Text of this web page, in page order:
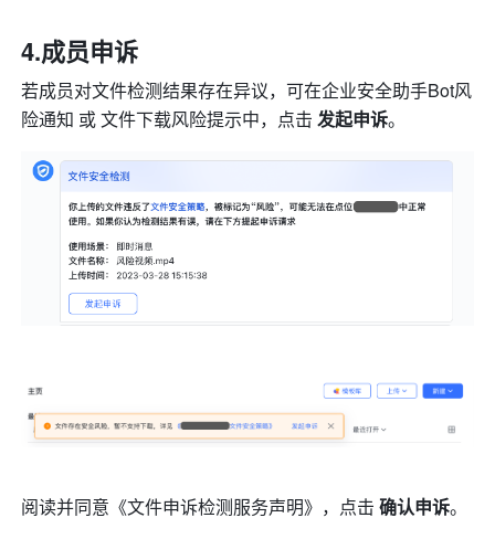
4.成员申诉
若成员对文件检测结果存在异议，可在企业安全助手Bot风
险通知 或 文件下载风险提示中，点击 发起申诉。
阅读并同意《文件申诉检测服务声明》，点击 确认申诉。